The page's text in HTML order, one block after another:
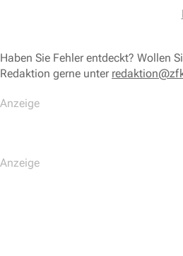
Haben Sie Fehler entdeckt? Wollen
Redaktion gerne unter